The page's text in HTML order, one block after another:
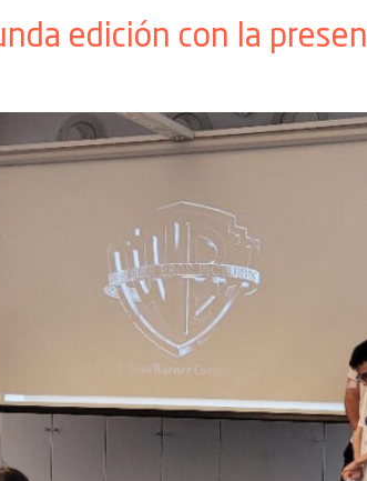
edición con la